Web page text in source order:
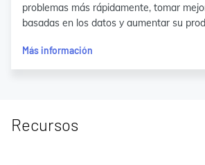
problemas más rápidamente, tomar
basadas en los datos y aumentar su
Más información
Recursos